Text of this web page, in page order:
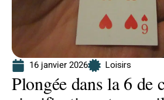
16 janvier 2026 Loisirs
Plongée dans la 6 de